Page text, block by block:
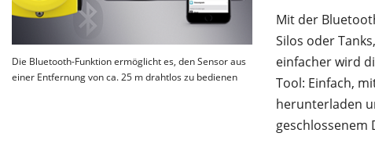
Die Bluetooth-Funktion ermöglicht es, den Sensor aus
einer Entfernung von ca. 25 m drahtlos zu bedienen
Mit der
Silos oder
einfacher wird
Tool: Einfach,
herunterladen
geschlossenem